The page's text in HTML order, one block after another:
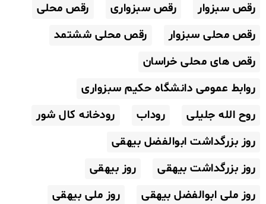
رقص سبزوار
رقص سبزواری
رقص محلی
رقص محلی سبزوار
رقص محلی ششتمد
رقص های محلی خراسان
روابط عمومی دانشگاه حکیم سبزواری
روح الله جلیلی
روداب
رودخانه کال شور
روز بزرگداشت ابوالفضل بیهقی
روز بزرگداشت بیهقی
روز بیهقی
روز ملی ابوالفضل بیهقی
روز ملی بیهقی